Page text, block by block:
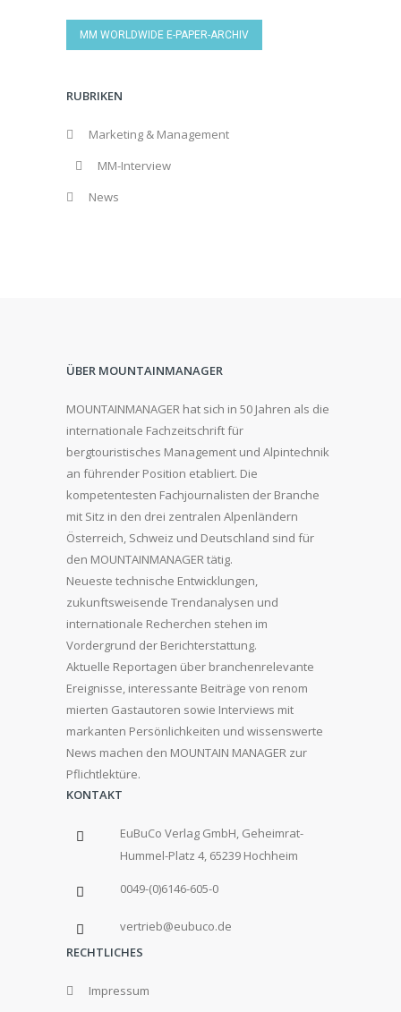
MM WORLDWIDE E-PAPER-ARCHIV
RUBRIKEN
Marketing & Management
MM-Interview
News
ÜBER MOUNTAINMANAGER
MOUNTAINMANAGER hat sich in 50 Jahren als die
internationale Fachzeitschrift für
bergtouristisches Management und Alpintechnik
an führender Position etabliert. Die
kompetentesten Fachjournalisten der Branche
mit Sitz in den drei zentralen Alpenländern
Österreich, Schweiz und Deutschland sind für
den MOUNTAINMANAGER tätig.
Neueste technische Entwicklungen,
zukunftsweisende Trendanalysen und
internationale Recherchen stehen im
Vordergrund der Berichterstattung.
Aktuelle Reportagen über branchenrelevante
Ereignisse, interessante Beiträge von renom
mierten Gastautoren sowie Interviews mit
markanten Persönlichkeiten und wissenswerte
News machen den MOUNTAIN MANAGER zur
Pflichtlektüre.
KONTAKT
EuBuCo Verlag GmbH, Geheimrat-
Hummel-Platz 4, 65239 Hochheim
0049-(0)6146-605-0
vertrieb@eubuco.de
RECHTLICHES
Impressum